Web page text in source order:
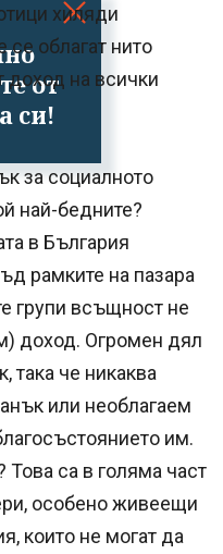
от
си!
хиляди
се облагат нито
доход на всички
за социалното
най-бедните?
в България
рамките на пазара
групи всъщност не
доход. Огромен дял
така че никаква
или необлагаем
им.
Това са в голяма част
особено живеещи
които не могат да